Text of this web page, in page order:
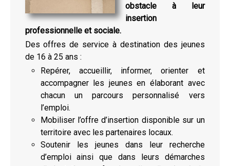
obstacle à leur
insertion
professionnelle et sociale.
Des offres de service à destination des jeunes
de 16 à 25 ans :
Repérer, accueillir, informer, orienter et
accompagner les jeunes en élaborant avec
chacun un parcours personnalisé vers
l’emploi.
Mobiliser l’offre d’insertion disponible sur un
territoire avec les partenaires locaux.
Soutenir les jeunes dans leur recherche
d’emploi ainsi que dans leurs démarches